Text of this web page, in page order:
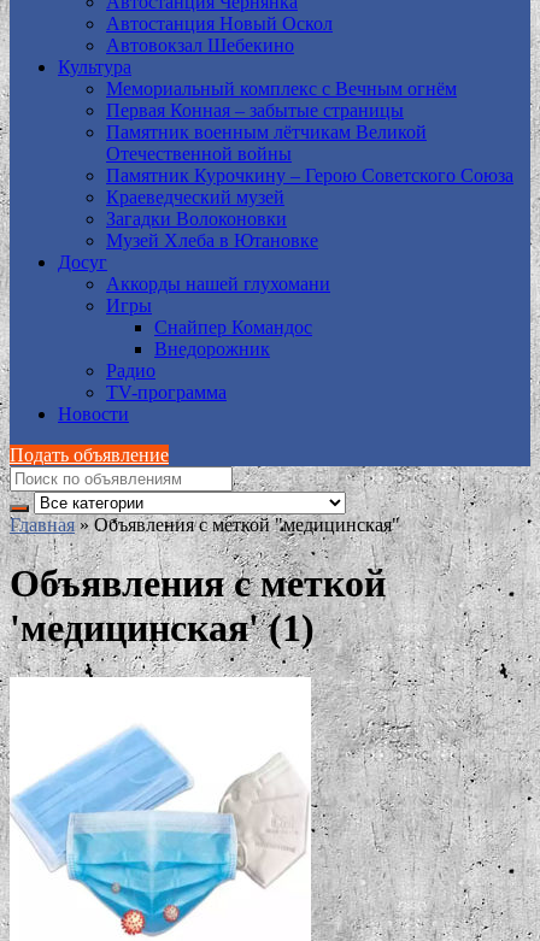
Автостанция Новый Оскол
Автовокзал Шебекино
Культура
Мемориальный комплекс с Вечным огнём
Первая Конная – забытые страницы
Памятник военным лётчикам Великой
Отечественной войны
Памятник Курочкину – Герою Советского Союза
Краеведческий музей
Загадки Волоконовки
Музей Хлеба в Ютановке
Досуг
Аккорды нашей глухомани
Игры
Снайпер Командос
Внедорожник
Радио
TV-программа
Новости
Подать объявление
Главная » Объявления с меткой "медицинская"
Объявления с меткой
'медицинская' (1)